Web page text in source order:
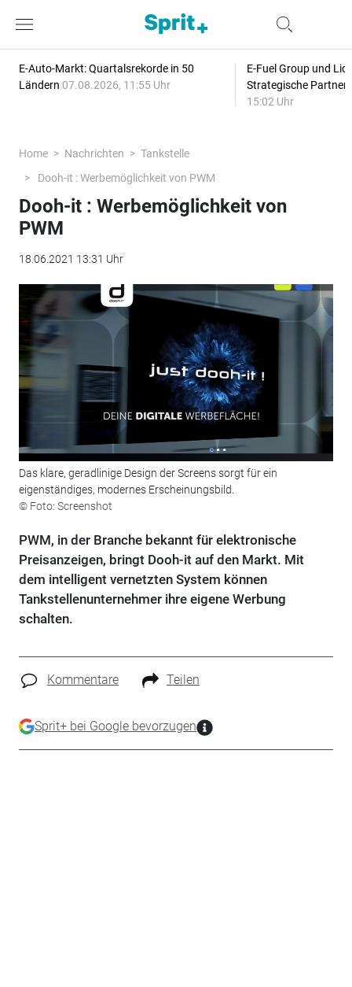
E-Auto-Markt: Quartalsrekorde in 50
Ländern 07.08.2026, 11:55 Uhr
E-Fuel Group und
Strategische
15:02 Uhr
Home Nachrichten
Tankstelle
Dooh-it : Werbemöglichkeit von PWM
Dooh-it : Werbemöglichkeit von
PWM
18.06.2021 13:31 Uhr
Das klare, geradlinige Design der Screens sorgt für ein
eigenständiges, modernes Erscheinungsbild.
© Foto: Screenshot
PWM, in der Branche bekannt für elektronische
Preisanzeigen, bringt Dooh-it auf den Markt. Mit
dem intelligent vernetzten System können
Tankstellenunternehmer ihre eigene Werbung
schalten.
Kommentare Teilen
Sprit+ bei Google bevorzugen